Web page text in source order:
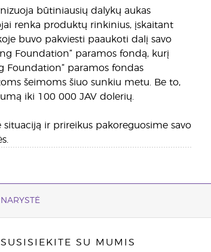
būtiniausių dalykų aukas
renka produktų rinkinius, įskaitant
buvo pakviesti paaukoti dalį savo
Foundation“ paramos fondą, kurį
Foundation“ paramos fondas
šeimoms šiuo sunkiu metu. Be to,
iki 100 000 JAV dolerių.
ir prireikus pakoreguosime savo
NARYSTĖ
SUSISIEKITE SU MUMIS